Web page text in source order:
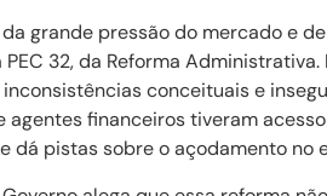
grande pressão do mercado e
32, da Reforma
conceituais e
agentes financeiros tiveram
dá pistas sobre o açodamento no